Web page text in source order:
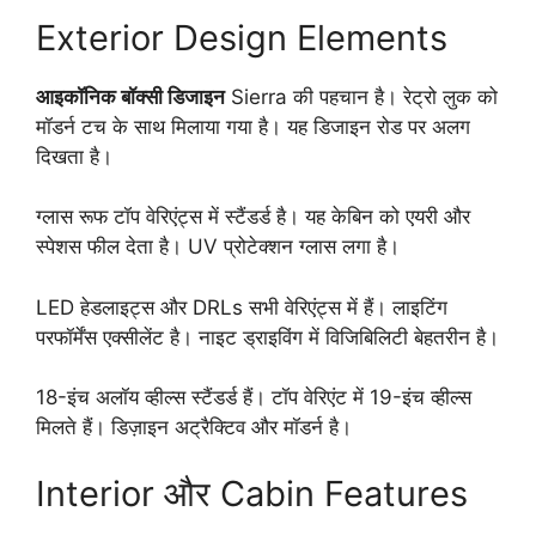
Exterior Design Elements
आइकॉनिक बॉक्सी डिजाइनSierra की पहचान है। रेट्रो लुक को
मॉडर्न टच के साथ मिलाया गया है। यह डिजाइन रोड पर अलग
दिखता है।
ग्लास रूफ टॉप वेरिएंट्स में स्टैंडर्ड है। यह केबिन को एयरी और
स्पेशस फील देता है। UV प्रोटेक्शन ग्लास लगा है।
LED हेडलाइट्स और DRLs सभी वेरिएंट्स में हैं। लाइटिंग
परफॉर्मेंस एक्सीलेंट है। नाइट ड्राइविंग में विजिबिलिटी बेहतरीन है।
18-इंच अलॉय व्हील्स स्टैंडर्ड हैं। टॉप वेरिएंट में 19-इंच व्हील्स
मिलते हैं। डिज़ाइन अट्रैक्टिव और मॉडर्न है।
Interior और Cabin Features